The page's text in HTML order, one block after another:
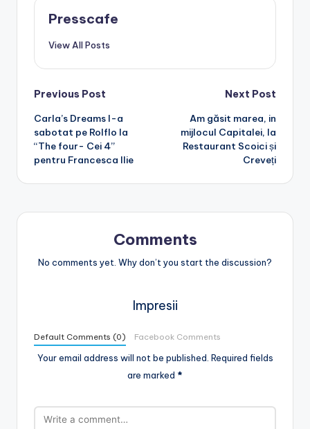
Presscafe
View All Posts
Post
navigation
Previous Post
Carla’s Dreams l-a
sabotat pe Rolflo la
“The four- Cei 4”
pentru Francesca Ilie
Next Post
Am găsit marea, in
mijlocul Capitalei, la
Restaurant Scoici și
Creveți
Comments
No comments yet. Why don’t you start the discussion?
Impresii
Default Comments (0) Facebook Comments
Your email address will not be published. Required fields
are marked *